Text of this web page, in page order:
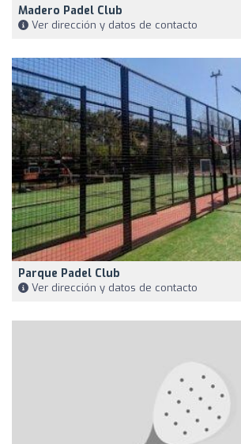
Madero Padel Club
Ver dirección y datos de contacto
Parque Padel Club
Ver dirección y datos de contacto